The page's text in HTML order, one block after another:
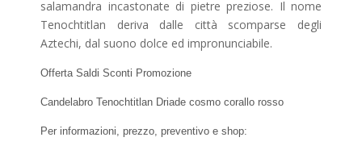
salamandra incastonate di pietre preziose. Il nome
Tenochtitlan deriva dalle città scomparse degli
Aztechi, dal suono dolce ed impronunciabile.
Offerta Saldi Sconti Promozione
Candelabro Tenochtitlan Driade cosmo corallo rosso
Per informazioni, prezzo, preventivo e shop: